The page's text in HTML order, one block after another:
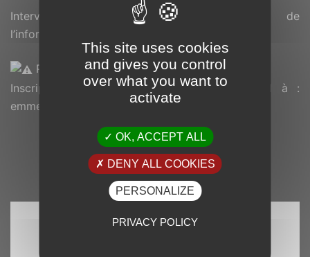
Intervenante : Stéphanie SÉRY, chargée de
l’information-ressource PRMA
Places limitées
Inscription au ‭0693 63 39 39‬ ou par mail à :
emmeline@bisik.re
LAISSER UN COMMENTAIRE
This site uses cookies
and gives you control
over what you want to
activate
OK, ACCEPT ALL
DENY ALL COOKIES
PERSONALIZE
PRIVACY POLICY